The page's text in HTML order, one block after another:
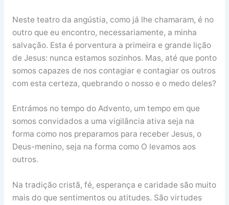
Neste teatro da angústia, como já lhe chamaram, é no
outro que eu encontro, necessariamente, a minha
salvação. Esta é porventura a primeira e grande lição
de Jesus: nunca estamos sozinhos. Mas, até que ponto
somos capazes de nos contagiar e contagiar os outros
com esta certeza, quebrando o nosso e o medo deles?
Entrámos no tempo do Advento, um tempo em que
somos convidados a uma vigilância ativa seja na
forma como nos preparamos para receber Jesus, o
Deus-menino, seja na forma como O levamos aos
outros.
Na tradição cristã, fé, esperança e caridade são muito
mais do que sentimentos ou atitudes. São virtudes